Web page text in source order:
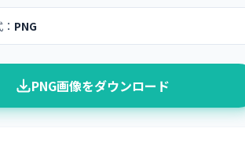
PNG
PNG画像をダウンロード